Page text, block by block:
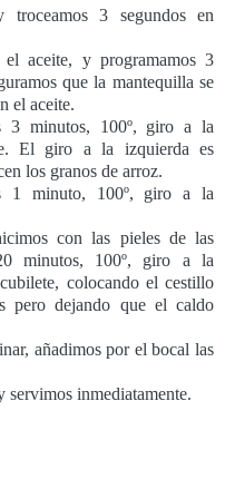
3 segundos en
aceite, y programamos 3
que la mantequilla se
el aceite.
3 minutos, 100º, giro a la
El giro a la izquierda es
los granos de arroz.
1 minuto, 100º, giro a la
con las pieles de las
minutos, 100º, giro a la
colocando el cestillo
pero dejando que el caldo
añadimos por el bocal las
servimos inmediatamente.